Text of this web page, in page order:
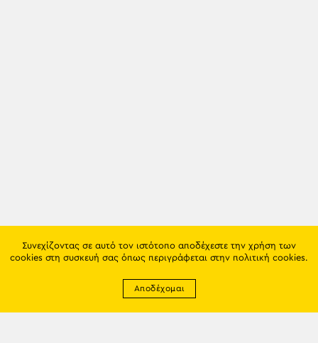
Συνεχίζοντας σε αυτό τον ιστότοπο αποδέχεστε την χρήση των
cookies στη συσκευή σας όπως περιγράφεται στην πολιτική cookies.
Αποδέχομαι